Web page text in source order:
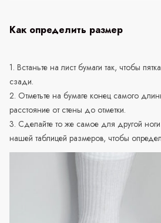
Как определить размер
1. Встаньте на лист бумаги так, чтобы
сзади.
2. Отметьте на бумаге конец самого
расстояние от стены до отметки.
3. Сделайте то же самое для другой
нашей таблицей размеров, чтобы